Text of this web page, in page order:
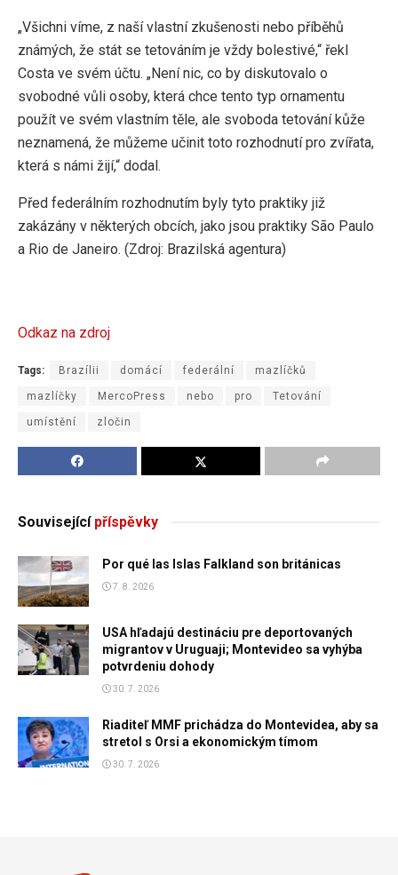
„Všichni víme, z naší vlastní zkušenosti nebo příběhů
známých, že stát se tetováním je vždy bolestivé,“ řekl
Costa ve svém účtu. „Není nic, co by diskutovalo o
svobodné vůli osoby, která chce tento typ ornamentu
použít ve svém vlastním těle, ale svoboda tetování kůže
neznamená, že můžeme učinit toto rozhodnutí pro zvířata,
která s námi žijí,“ dodal.
Před federálním rozhodnutím byly tyto praktiky již
zakázány v některých obcích, jako jsou praktiky São Paulo
a Rio de Janeiro. (Zdroj: Brazilská agentura)
Odkaz na zdroj
Tags: Brazílii domácí federální mazlíčků
mazlíčky MercoPress nebo pro Tetování
umístění zločin
Souvisejícípříspěvky
Por qué las Islas Falkland son británicas
7. 8. 2026
USA hľadajú destináciu pre deportovaných
migrantov v Uruguaji; Montevideo sa vyhýba
potvrdeniu dohody
30. 7. 2026
Riaditeľ MMF prichádza do Montevidea, aby sa
stretol s Orsi a ekonomickým tímom
30. 7. 2026